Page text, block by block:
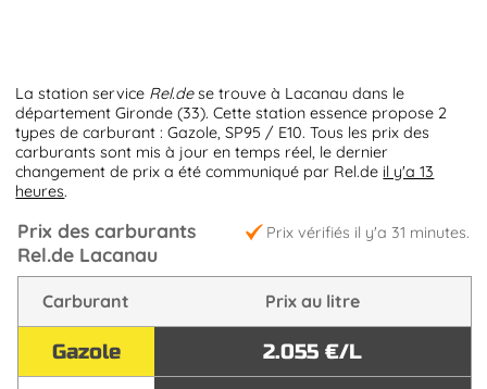
La station service Rel.dese trouve à Lacanau dans le
département Gironde (33). Cette station essence propose 2
types de carburant : Gazole, SP95 / E10. Tous les prix des
carburants sont mis à jour en temps réel, le dernier
changement de prix a été communiqué par Rel.de il y'a 13
heures.
Prix vérifiés il y'a 31 minutes.
Prix des carburants
Rel.de Lacanau
Carburant Prix au litre
Gazole
2.055 €/L